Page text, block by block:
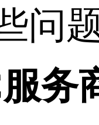
问
务